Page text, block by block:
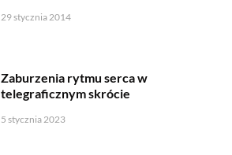
29 stycznia 2014
Zaburzenia rytmu serca w
telegraficznym skrócie
5 stycznia 2023